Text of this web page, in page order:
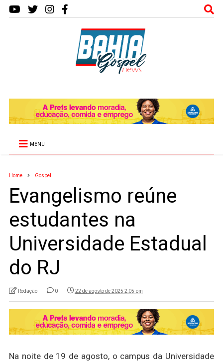
MENU
Home Gospel
Evangelismo reúne
estudantes na
Universidade Estadual
do RJ
Redação 0 22 de agosto de 2025 2:05 pm
Na noite de 19 de agosto, o campus da Universidade